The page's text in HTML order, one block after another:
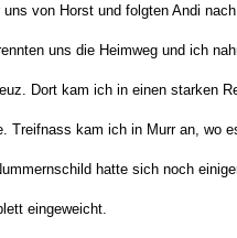
von Horst und folgten Andi nach
uns die Heimweg und ich
Dort kam ich in einen starken
Treifnass kam ich in Murr an, wo
hatte sich noch
eingeweicht.